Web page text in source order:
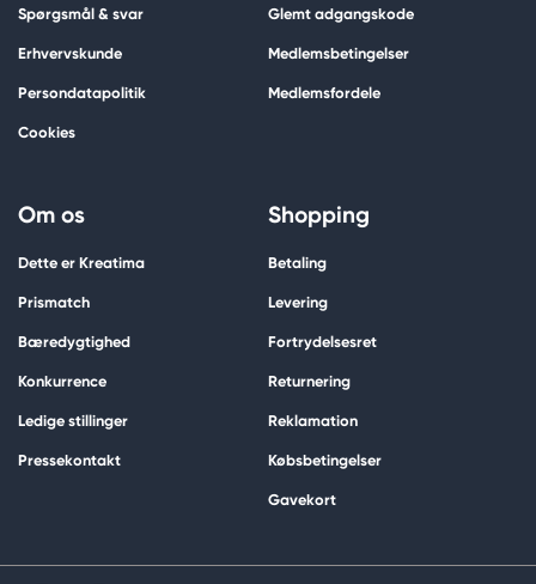
Spørgsmål & svar
Erhvervskunde
Persondatapolitik
Cookies
Glemt adgangskode
Medlemsbetingelser
Medlemsfordele
Om os
Dette er Kreatima
Prismatch
Bæredygtighed
Konkurrence
Ledige stillinger
Pressekontakt
Shopping
Betaling
Levering
Fortrydelsesret
Returnering
Reklamation
Købsbetingelser
Gavekort